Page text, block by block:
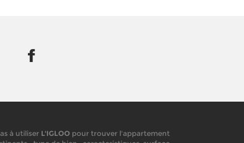
à utiliser L'IGLOO pour trouver l'appartement